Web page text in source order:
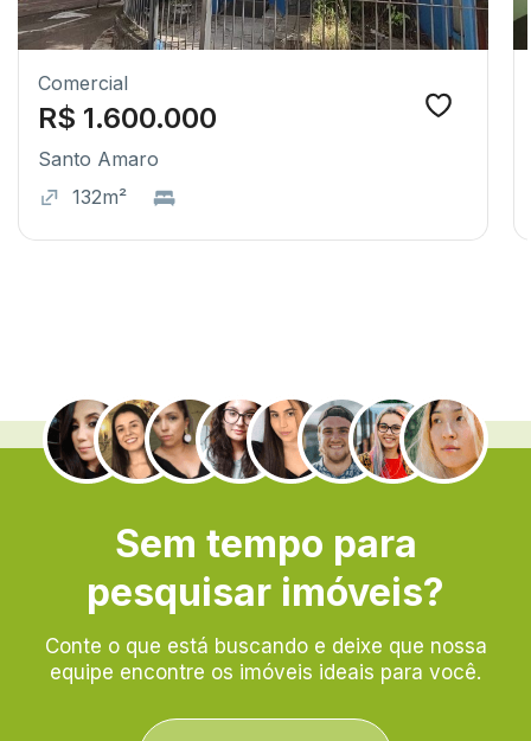
Comercial
R$ 1.600.000
Santo Amaro
132m²
.
Sem tempo para
pesquisar imóveis?
Conte o que está buscando e deixe que nossa
equipe encontre os imóveis ideais para você.